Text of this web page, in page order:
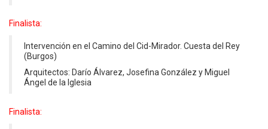
Finalista:
Intervención en el Camino del Cid-Mirador. Cuesta del Rey
(Burgos)
Arquitectos: Darío Álvarez, Josefina González y Miguel
Ángel de la Iglesia
Finalista: